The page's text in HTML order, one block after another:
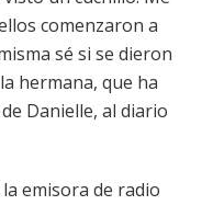
comenzaron a
sé si se dieron
hermana, que ha
Danielle, al diario
emisora de radio